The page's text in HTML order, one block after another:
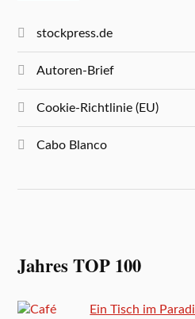
stockpress.de
Autoren-Brief
Cookie-Richtlinie (EU)
Cabo Blanco
Jahres TOP 100
Ein Tisch im